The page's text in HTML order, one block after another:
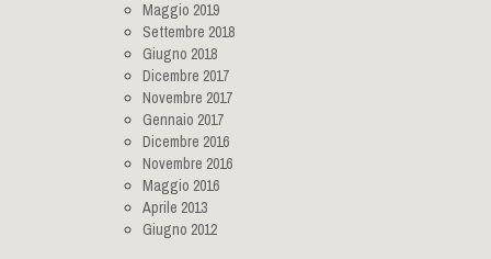
Maggio 2019
Settembre 2018
Giugno 2018
Dicembre 2017
Novembre 2017
Gennaio 2017
Dicembre 2016
Novembre 2016
Maggio 2016
Aprile 2013
Giugno 2012